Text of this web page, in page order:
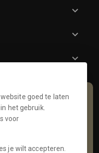
nieuwsbrief
goed te laten
het gebruik.
voor
je wilt accepteren.